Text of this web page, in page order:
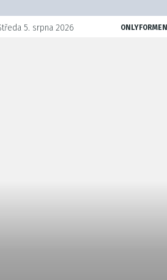
5. srpna 2026 ONLYFORMEN